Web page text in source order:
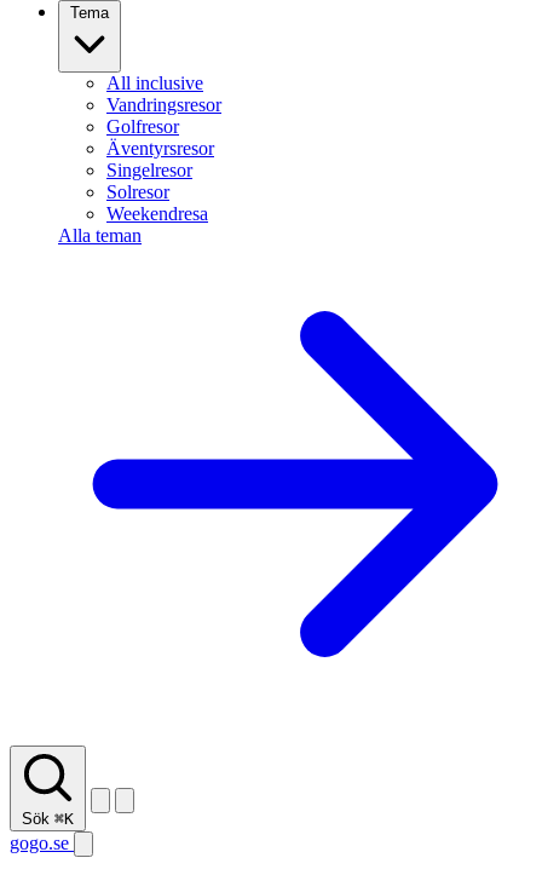
Tema
All inclusive
Vandringsresor
Golfresor
Äventyrsresor
Singelresor
Solresor
Weekendresa
Alla teman
Sök ⌘K
gogo.se